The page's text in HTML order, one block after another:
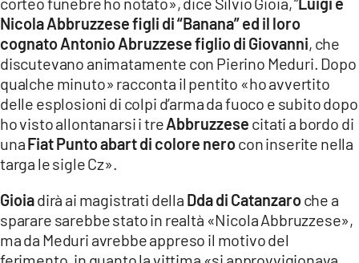
Nicola Abbruzzese figli di “Banana” ed il loro
cognato Antonio Abruzzese figlio di Giovanni, che
discutevano animatamente con Pierino Meduri. Dopo
qualche minuto» racconta il pentito «ho avvertito
delle esplosioni di colpi d’arma da fuoco e subito dopo
ho visto allontanarsi i treAbbruzzese citati a bordo di
unaFiat Punto abart di colore nerocon inserite nella
targa le sigle Cz».
Gioiadirà ai magistrati della Dda di Catanzaroche a
sparare sarebbe stato in realtà «Nicola Abbruzzese»,
ma da Meduri avrebbe appreso il motivo del